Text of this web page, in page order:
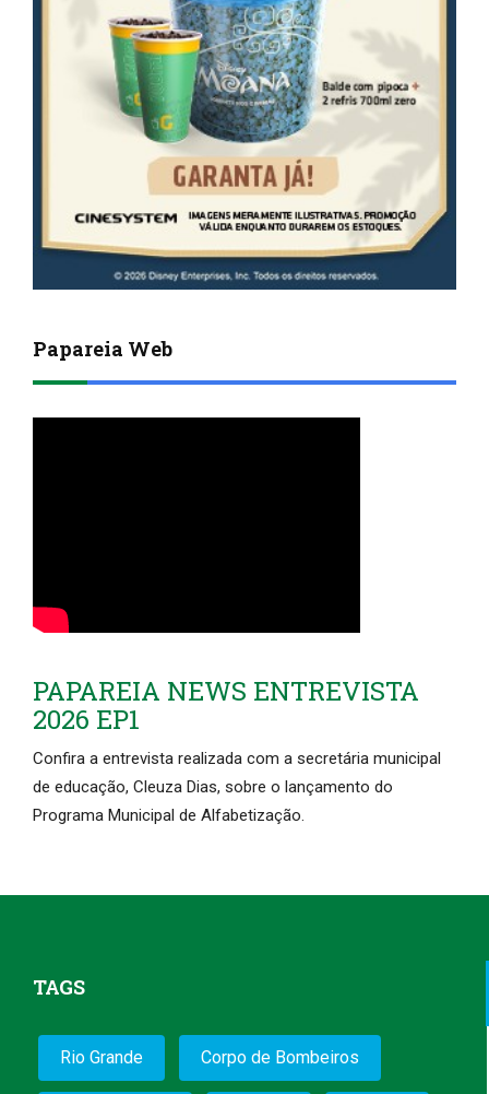
Papareia Web
PAPAREIA NEWS ENTREVISTA
2026 EP1
Confira a entrevista realizada com a secretária municipal
de educação, Cleuza Dias, sobre o lançamento do
Programa Municipal de Alfabetização.
TAGS
Rio Grande Corpo de Bombeiros